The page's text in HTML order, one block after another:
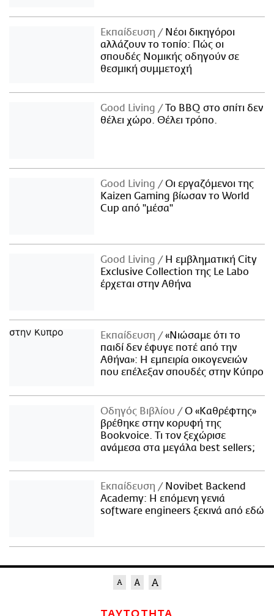
Εκπαίδευση
Νέοι δικηγόροι
αλλάζουν το τοπίο: Πώς οι
σπουδές Νομικής οδηγούν σε
θεσμική συμμετοχή
Good Living
Το BBQ στο σπίτι δεν
θέλει χώρο. Θέλει τρόπο.
Good Living
Οι εργαζόμενοι της
Kaizen Gaming βίωσαν το World
Cup από "μέσα"
Good Living
Η εμβληματική City
Exclusive Collection της Le Labo
έρχεται στην Αθήνα
Εκπαίδευση
«Νιώσαμε ότι το
παιδί δεν έφυγε ποτέ από την
Αθήνα»: Η εμπειρία οικογενειών
που επέλεξαν σπουδές στην Κύπρο
Οδηγός Βιβλίου
Ο «Καθρέφτης»
βρέθηκε στην κορυφή της
Bookvoice. Τι τον ξεχώρισε
ανάμεσα στα μεγάλα best sellers;
Εκπαίδευση
Novibet Backend
Academy: Η επόμενη γενιά
software engineers ξεκινά από εδώ